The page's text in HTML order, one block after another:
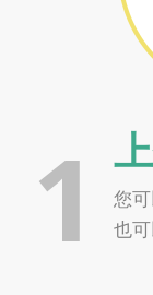
1
您
也